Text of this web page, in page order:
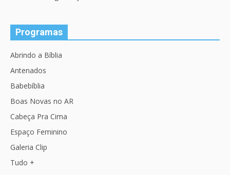
Programas
Abrindo a Bíblia
Antenados
Babebíblia
Boas Novas no AR
Cabeça Pra Cima
Espaço Feminino
Galeria Clip
Tudo +